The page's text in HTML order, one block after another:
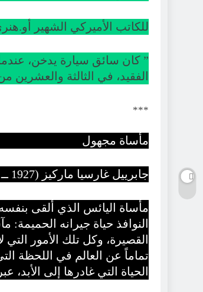
للكاتب الأميركي الشهير أو.هنري (ـ (1862
” كان سائق سيارة يدخن،
الفقيد، في الثالثة والعشرين
***
مأساة مجهول
جابرييل غارسيا ماركيز (1927 ــ 2014)
مأساة اليائس الذي ألقى
النوافذ حياة جيرانه
القصيرة، وكل تلك الأمور
تماماً عن العالم في اللحظة
الحياة التي غادرها إلى